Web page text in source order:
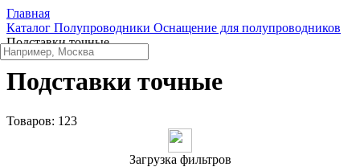
Главная
Каталог Полупроводники Оснащение для полупроводников
Подставки точные
Подставки точные
Товаров: 123
Загрузка фильтров